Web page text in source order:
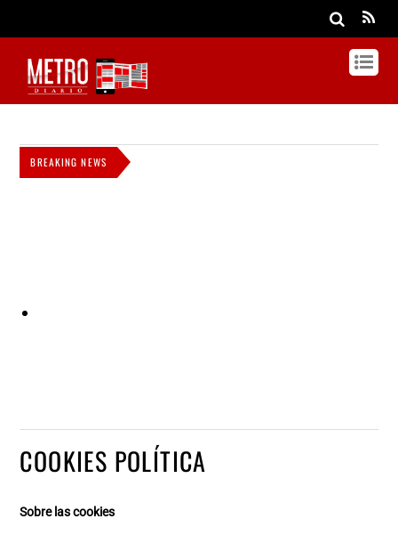
BREAKING NEWS
COOKIES POLÍTICA
Sobre las cookies